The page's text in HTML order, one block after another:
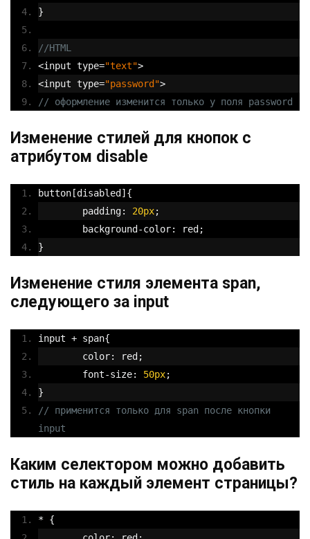
}
//HTML
<input type="text">
<input type="password">
// оформление изменится только у поля password
Изменение стилей для кнопок с
атрибутом disable
button [disabled ]{
	padding
: 20px;
	background
-color: red ;
}
Изменение стиля элемента span,
следующего за input
input + span{
	color
: red ;
	font
-size: 50px;
}
// применится только для span после кнопки
input
Каким селектором можно добавить
стиль на каждый элемент страницы?
* {